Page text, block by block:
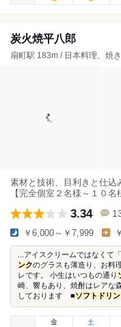
炭火焼平八郎
扇町駅 183m / 日本料理、焼
素材と技術、目利きと仕込
【完全個室２名様～１０名
3.34
￥6,000～￥7,999
...アイスクリームではなくて
ンクのグラスも薄造り、お料
レです。 小生はいつもの通り
崎、響もあり、焼酎はレアな
しております ■ソフトドリン
金
土